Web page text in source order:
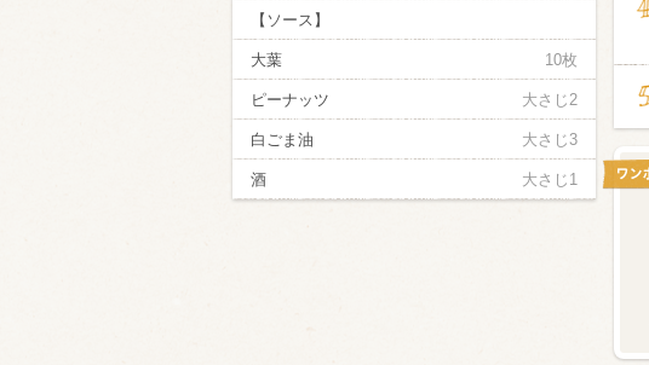
【ソース】
大葉 10枚
ピーナッツ 大さじ2
白ごま油 大さじ3
酒 大さじ1